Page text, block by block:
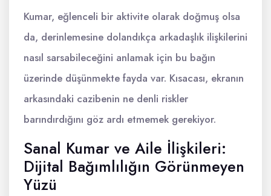
Kumar, eğlenceli bir aktivite olarak doğmuş olsa
da, derinlemesine dolandıkça arkadaşlık ilişkilerini
nasıl sarsabileceğini anlamak için bu bağın
üzerinde düşünmekte fayda var. Kısacası, ekranın
arkasındaki cazibenin ne denli riskler
barındırdığını göz ardı etmemek gerekiyor.
Sanal Kumar ve Aile İlişkileri:
Dijital Bağımlılığın Görünmeyen
Yüzü